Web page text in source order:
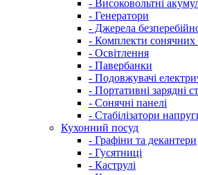
- Високовольтні
- Генератори
- Джерела
- Комплекти
- Освітлення
- Павербанки
- Подовжувачі
- Портативні зарядні
- Сонячні панелі
- Стабілізатори
Кухонний посуд
- Графіни та декантери
- Гусятниці
- Каструлі